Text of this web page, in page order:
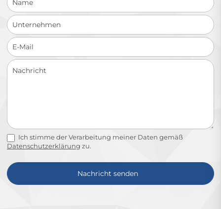
Ich stimme der Verarbeitung meiner Daten gemäß
Datenschutzerklärung zu.
Nachricht senden